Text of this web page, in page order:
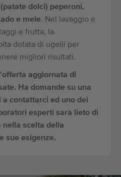
dolci) peperoni,
e mele. Nel lavaggio e
e frutta, la
dotata di ugelli per
migliori risultati.
aggiornata di
Ha domande su una
a contattarci ed uno dei
esperti sarà lieto di
nella scelta della
sue esigenze.